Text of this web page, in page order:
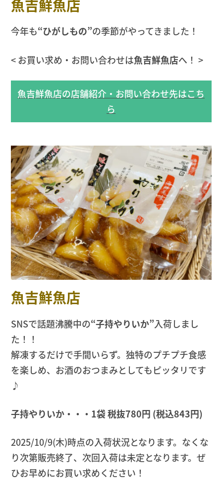
魚吉鮮魚店
今年も“ひがしもの”の季節がやってきました！
< お買い求め・お問い合わせは魚吉鮮魚店へ！ >
魚吉鮮魚店の店舗紹介・お問い合わせ先はこち
ら
魚吉鮮魚店
SNSで話題沸騰中の“子持やりいか”入荷しまし
た！！
解凍するだけで手間いらず。独特のプチプチ食感
を楽しめ、お酒のおつまみとしてもピッタリです
♪
子持やりいか・・・1袋 税抜780円 (税込843円)
2025/10/9(木)時点の入荷状況となります。なくな
り次第販売終了、次回入荷は未定となります。ぜ
ひお早めにお買い求めください！